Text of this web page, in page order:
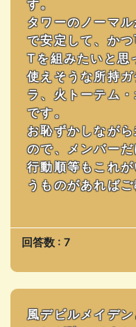
す。
タワーのノーマ
で安定して、か
Tを組みたいと思
使えそうな所持
ラ、火トーテム
です。
お恥ずかしなが
ので、メンバー
行動順等もこれ
うものがあれば
回答数 : 7
風デビルメイデ